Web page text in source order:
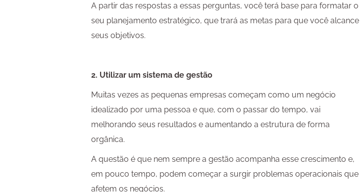
A partir das respostas a essas perguntas, você terá base para formatar o
seu planejamento estratégico, que trará as metas para que você alcance
seus objetivos.
2. Utilizar um sistema de gestão
Muitas vezes as pequenas empresas começam como um negócio
idealizado por uma pessoa e que, com o passar do tempo, vai
melhorando seus resultados e aumentando a estrutura de forma
orgânica.
A questão é que nem sempre a gestão acompanha esse crescimento e,
em pouco tempo, podem começar a surgir problemas operacionais que
afetem os negócios.